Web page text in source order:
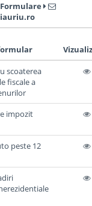
Formulare
scoaterea
fiscale a
impozit
peste 12